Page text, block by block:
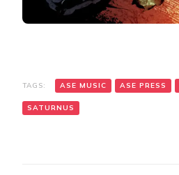
TAGS: ASE MUSIC ASE PRESS
SATURNUS